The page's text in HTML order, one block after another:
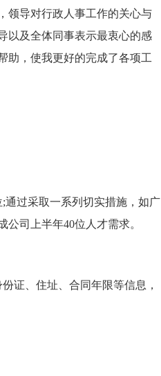
领导对行政人事工作的关心与
以及全体同事表示最衷心的感
助，使我更好的完成了各项工
通过采取一系列切实措施，如广
司上半年40位人才需求。
证、住址、合同年限等信息，